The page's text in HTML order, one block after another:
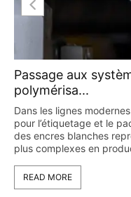
Passage aux
polymérisa...
Dans les lignes
pour l’étiquetage et le
des encres blanches
plus complexes en
READ MORE